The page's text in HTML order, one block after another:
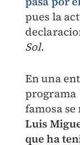
pues la
Sol.
En una
programa
famosa
Luis
que ha